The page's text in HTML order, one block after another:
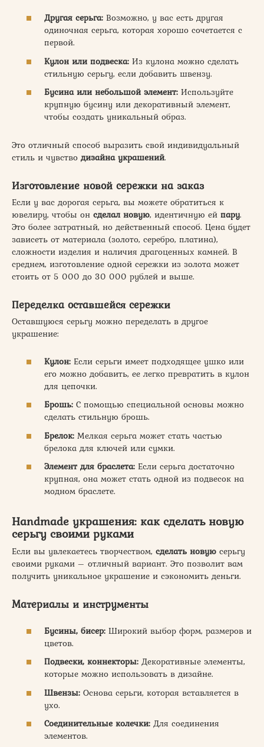
Другая серьга: Возможно, у вас есть другая
одиночная серьга, которая хорошо сочетается с
первой.
Кулон или подвеска: Из кулона можно сделать
стильную серьгу, если добавить швензу.
Бусина или небольшой элемент: Используйте
крупную бусину или декоративный элемент,
чтобы создать уникальный образ.
Это отличный способ выразить свой индивидуальный
стиль и чувство дизайна украшений.
Изготовление новой сережки на заказ
Если у вас дорогая серьга, вы можете обратиться к
ювелиру, чтобы он сделал новую, идентичную ей пару.
Это более затратный, но действенный способ. Цена будет
зависеть от материала (золото, серебро, платина),
сложности изделия и наличия драгоценных камней. В
среднем, изготовление одной сережки из золота может
стоить от 5 000 до 30 000 рублей и выше.
Переделка оставшейся сережки
Оставшуюся серьгу можно переделать в другое
украшение:
Кулон: Если серьги имеет подходящее ушко или
его можно добавить, ее легко превратить в кулон
для цепочки.
Брошь: С помощью специальной основы можно
сделать стильную брошь.
Брелок: Мелкая серьга может стать частью
брелока для ключей или сумки.
Элемент для браслета: Если серьга достаточно
крупная, она может стать одной из подвесок на
модном браслете.
Handmade украшения: каксделать новую
серьгу своими руками
Если вы увлекаетесь творчеством, сделать новую серьгу
своими руками – отличный вариант. Это позволит вам
получить уникальное украшение и сэкономить деньги.
Материалы и инструменты
Бусины, бисер: Широкий выбор форм, размеров и
цветов.
Подвески, коннекторы: Декоративные элементы,
которые можно использовать в дизайне.
Швензы: Основа серьги, которая вставляется в
ухо.
Соединительные колечки: Для соединения
элементов.